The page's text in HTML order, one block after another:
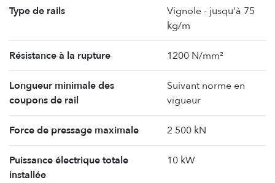
Type de rails
Vignole - jusqu'à 75
kg/m
Résistance à la rupture 1200 N/mm²
Longueur minimale des
coupons de rail
Suivant norme en
vigueur
Force de pressage maximale 2 500 kN
Puissance électrique totale
installée
10 kW